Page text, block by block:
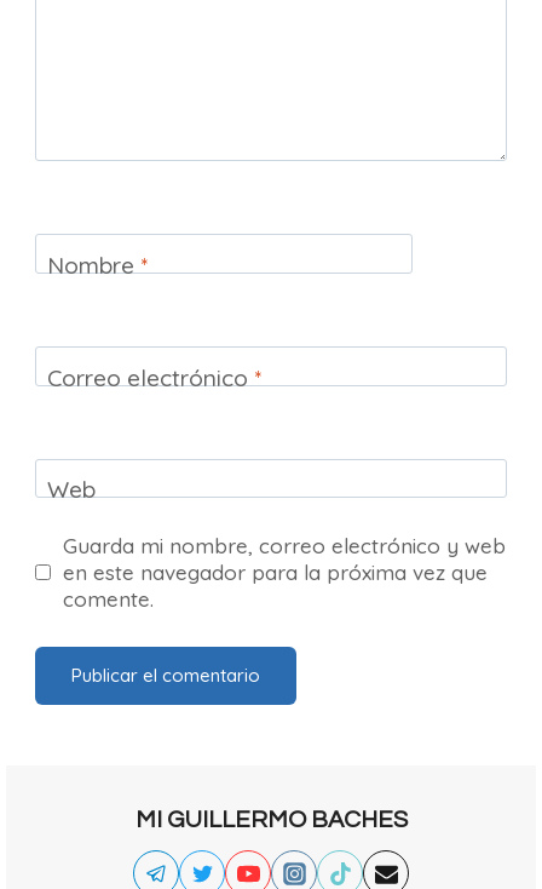
Nombre *
Correo electrónico *
Web
Guarda mi nombre, correo electrónico y web
en este navegador para la próxima vez que
comente.
MI GUILLERMO BACHES